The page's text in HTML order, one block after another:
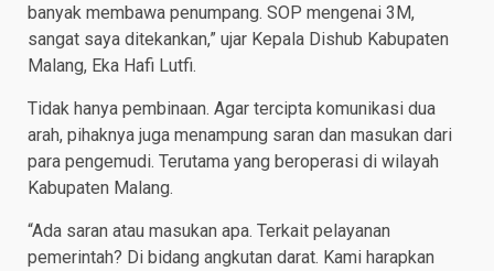
banyak membawa penumpang. SOP mengenai 3M,
sangat saya ditekankan,” ujar Kepala Dishub Kabupaten
Malang, Eka Hafi Lutfi.
Tidak hanya pembinaan. Agar tercipta komunikasi dua
arah, pihaknya juga menampung saran dan masukan dari
para pengemudi. Terutama yang beroperasi di wilayah
Kabupaten Malang.
“Ada saran atau masukan apa. Terkait pelayanan
pemerintah? Di bidang angkutan darat. Kami harapkan